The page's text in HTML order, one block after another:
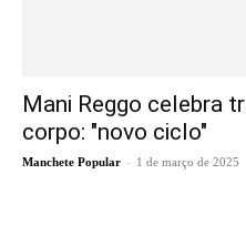
Mani Reggo celebra
corpo: "novo ciclo"
Manchete Popular - 1 de março de 2025